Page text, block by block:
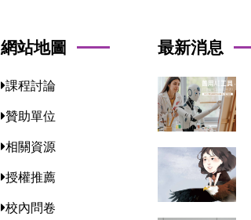
網站地圖
課程討論
贊助單位
相關資源
授權推薦
校內問卷
最新消息